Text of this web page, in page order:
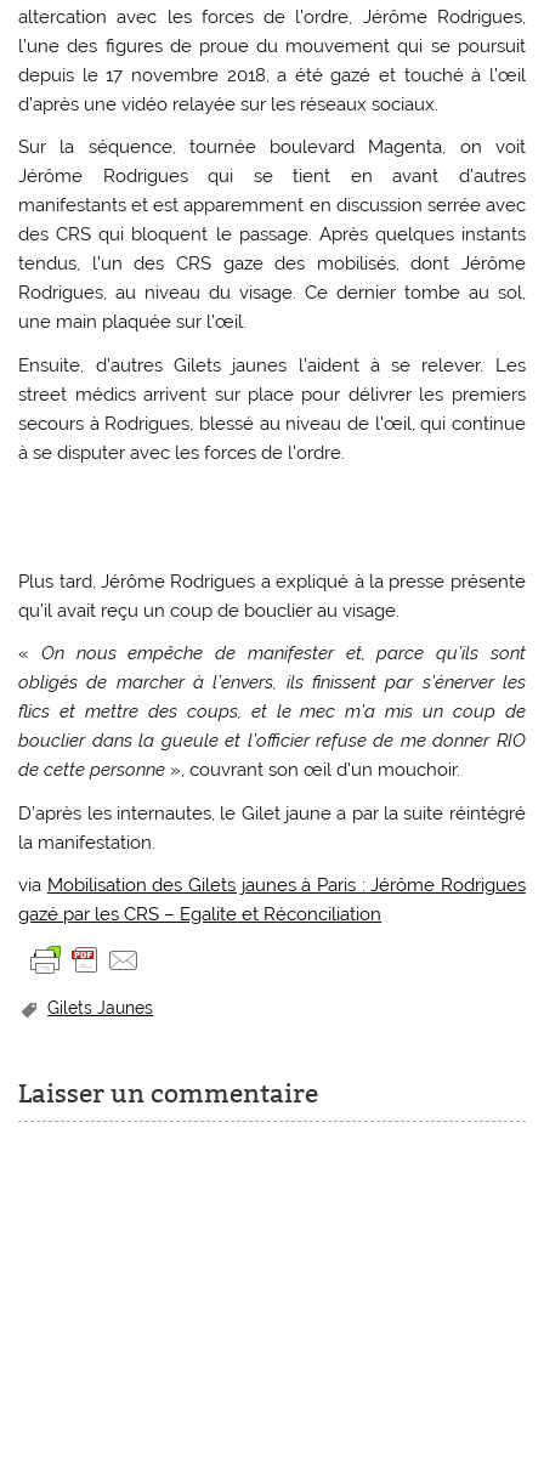
altercation avec les forces de l’ordre, Jérôme Rodrigues,
l’une des figures de proue du mouvement qui se poursuit
depuis le 17 novembre 2018, a été gazé et touché à l’œil
d’après une vidéo relayée sur les réseaux sociaux.
Sur la séquence, tournée boulevard Magenta, on voit
Jérôme Rodrigues qui se tient en avant d’autres
manifestants et est apparemment en discussion serrée avec
des CRS qui bloquent le passage. Après quelques instants
tendus, l’un des CRS gaze des mobilisés, dont Jérôme
Rodrigues, au niveau du visage. Ce dernier tombe au sol,
une main plaquée sur l’œil.
Ensuite, d’autres Gilets jaunes l’aident à se relever. Les
street médics arrivent sur place pour délivrer les premiers
secours à Rodrigues, blessé au niveau de l’œil, qui continue
à se disputer avec les forces de l’ordre.
Plus tard, Jérôme Rodrigues a expliqué à la presse présente
qu’il avait reçu un coup de bouclier au visage.
« On nous empêche de manifester et, parce qu’ils sont
obligés de marcher à l’envers, ils finissent par s’énerver les
flics et mettre des coups, et le mec m’a mis un coup de
bouclier dans la gueule et l’officier refuse de me donner RIO
de cette personne », couvrant son œil d’un mouchoir.
D’après les internautes, le Gilet jaune a par la suite réintégré
la manifestation.
via Mobilisation des Gilets jaunes à Paris : Jérôme Rodrigues
gazé par les CRS – Egalite et Réconciliation
Gilets Jaunes
Laisser un commentaire